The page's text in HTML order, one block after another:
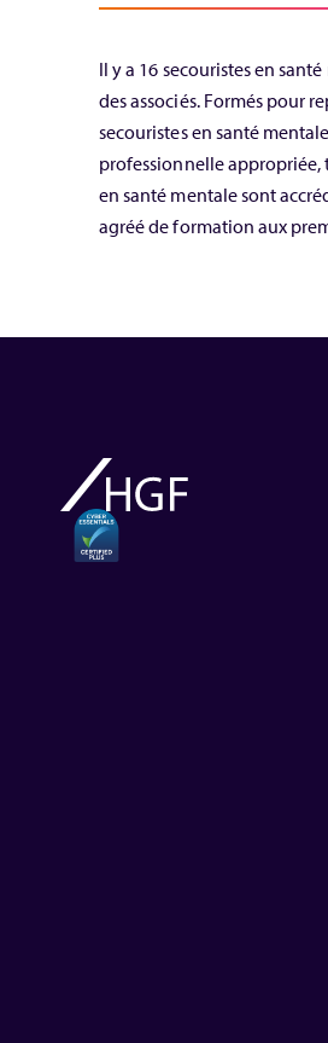
Il y a 16 secouristes en
des associés. Formés pour
secouristes en santé
professionnelle appropriée,
en santé mentale sont
agréé de formation aux